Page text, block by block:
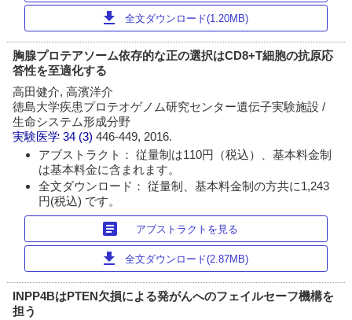
download 全文ダウンロード(1.20MB)
胸腺プロテアソーム依存的な正の選択はCD8+T細胞の抗原応
答性を至適化する
高田健介, 高濱洋介
徳島大学疾患プロテオゲノム研究センター遺伝子実験施設 /
生命システム形成分野
実験医学 34 (3)446-449, 2016.
アブストラクト： 従量制は110円（税込）、基本料金制
は基本料金に含まれます。
全文ダウンロード： 従量制、基本料金制の方共に1,243
円(税込) です。
article アブストラクトを見る
download 全文ダウンロード(2.87MB)
INPP4BはPTEN欠損による発がんへのフェイルセーフ機構を
担う